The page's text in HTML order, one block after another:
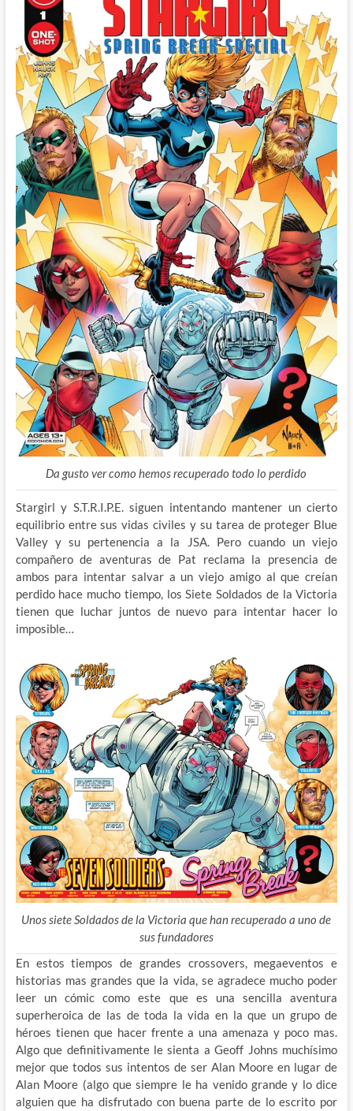
Da gusto ver como hemos recuperado todo lo perdido
Stargirl y S.T.R.I.P.E. siguen intentando mantener un cierto
equilibrio entre sus vidas civiles y su tarea de proteger Blue
Valley y su pertenencia a la JSA. Pero cuando un viejo
compañero de aventuras de Pat reclama la presencia de
ambos para intentar salvar a un viejo amigo al que creían
perdido hace mucho tiempo, los Siete Soldados de la Victoria
tienen que luchar juntos de nuevo para intentar hacer lo
imposible…
Unos siete Soldados de la Victoria que han recuperado a uno de
sus fundadores
En estos tiempos de grandes crossovers, megaeventos e
historias mas grandes que la vida, se agradece mucho poder
leer un cómic como este que es una sencilla aventura
superheroica de las de toda la vida en la que un grupo de
héroes tienen que hacer frente a una amenaza y poco mas.
Algo que definitivamente le sienta a Geoff Johns muchísimo
mejor que todos sus intentos de ser Alan Moore en lugar de
Alan Moore (algo que siempre le ha venido grande y lo dice
alguien que ha disfrutado con buena parte de lo escrito por